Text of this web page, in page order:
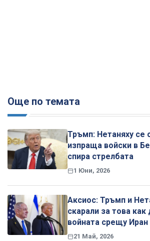
Още по темата
Тръмп: Нетаняху се
изпраща войски в
спира стрелбата
1 Юни, 2026
Аксиос: Тръмп и
скарали за това
войната срещу Иран
21 Май, 2026